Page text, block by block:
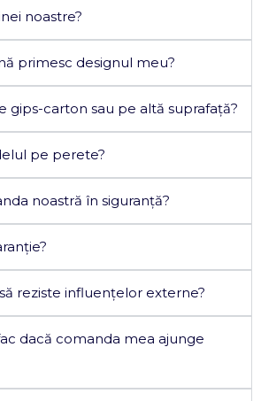
noastre?
primesc designul meu?
gips-carton sau pe altă suprafață?
pe perete?
noastră în siguranță?
reziste influențelor externe?
dacă comanda mea ajunge